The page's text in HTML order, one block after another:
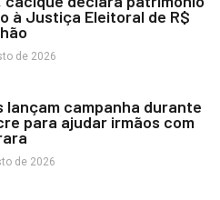
à Justiça Eleitoral de R$
de 2026
lançam campanha durante
para ajudar irmãos com
de 2026